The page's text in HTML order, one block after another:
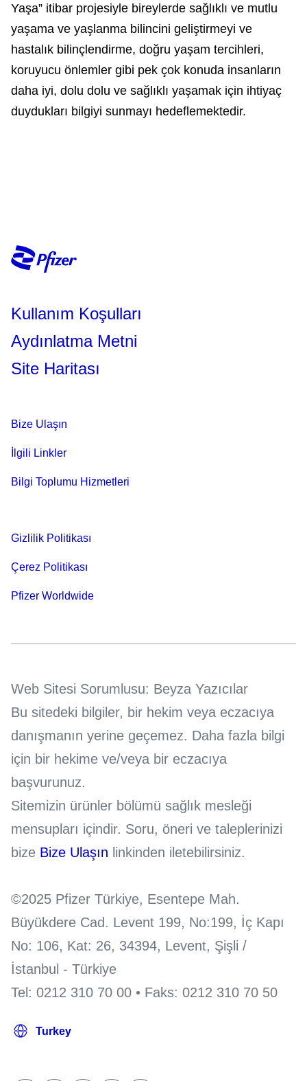
Yaşa” itibar projesiyle bireylerde sağlıklı ve mutlu
yaşama ve yaşlanma bilincini geliştirmeyi ve
hastalık bilinçlendirme, doğru yaşam tercihleri,
koruyucu önlemler gibi pek çok konuda insanların
daha iyi, dolu dolu ve sağlıklı yaşamak için ihtiyaç
duydukları bilgiyi sunmayı hedeflemektedir.
Kullanım Koşulları
Aydınlatma Metni
Site Haritası
Bize Ulaşın
İlgili Linkler
Bilgi Toplumu Hizmetleri
Gizlilik Politikası
Çerez Politikası
Pfizer Worldwide
Web Sitesi Sorumlusu: Beyza Yazıcılar
Bu sitedeki bilgiler, bir hekim veya eczacıya
danışmanın yerine geçemez. Daha fazla bilgi
için bir hekime ve/veya bir eczacıya
başvurunuz.
Sitemizin ürünler bölümü sağlık mesleği
mensupları içindir. Soru, öneri ve taleplerinizi
bize Bize Ulaşın linkinden iletebilirsiniz.
©2025 Pfizer Türkiye, Esentepe Mah.
Büyükdere Cad. Levent 199, No:199, İç Kapı
No: 106, Kat: 26, 34394, Levent, Şişli /
İstanbul - Türkiye
Tel: 0212 310 70 00 • Faks: 0212 310 70 50